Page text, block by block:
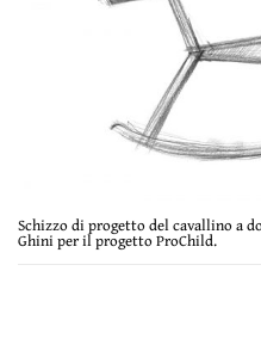
Schizzo di progetto del cavallino a
Ghini per il progetto ProChild.